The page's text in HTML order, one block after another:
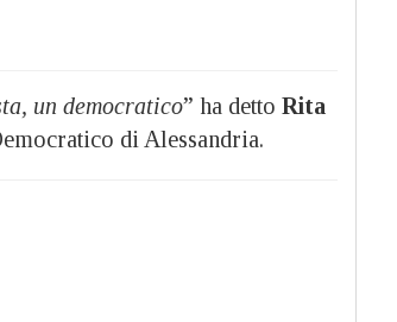
un democratico” ha detto Rita
di Alessandria.